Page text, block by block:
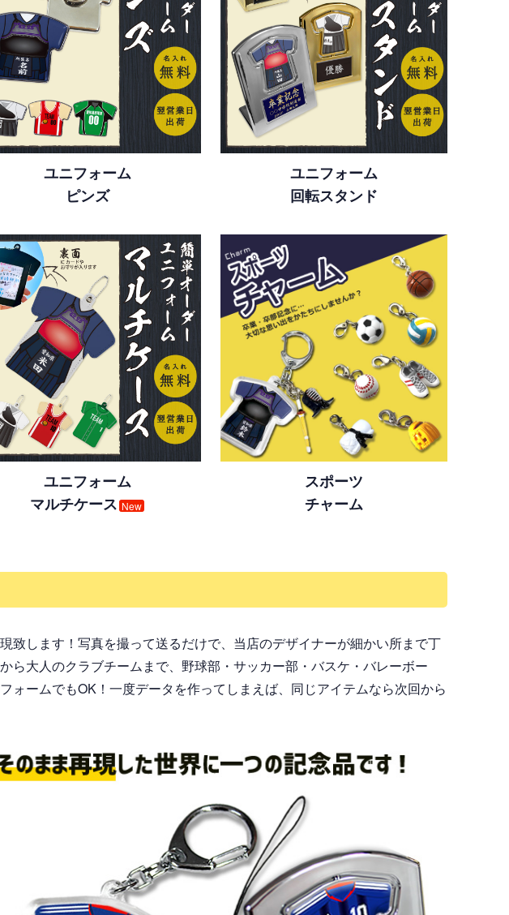
ユニフォーム
ピンズ
ユニフォーム
回転スタンド
ユニフォーム
マルチケース New
スポーツ
チャーム
します！写真を撮って送るだけで、当店のデザイナーが細かい所まで丁
大人のクラブチームまで、野球部・サッカー部・バスケ・バレーボー
ームでもOK！一度データを作ってしまえば、同じアイテムなら次回から